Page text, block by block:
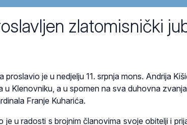
zlatomisnički
je u nedjelju 11. srpnja mons. Andrija
Klenovniku, a u spomen na sva duhovna
Franje Kuharića.
je u radosti s brojnim članovima svoje obitelji i